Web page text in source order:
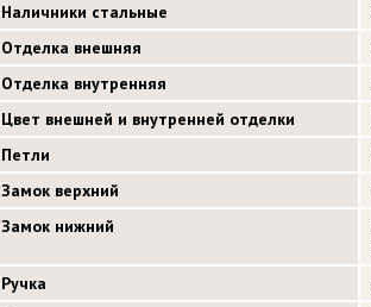
Наличники стальные
Отделка внешняя
Отделка внутренняя
Цвет внешней и внутренней отделки
Петли
Замок верхний
Замок нижний
Ручка